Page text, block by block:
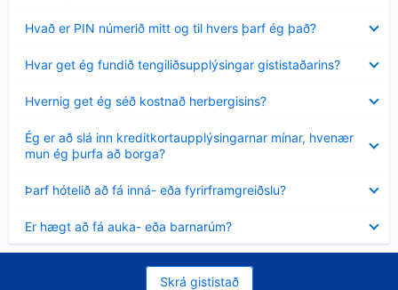
Hvað er PIN númerið mitt og til hvers þarf ég það?
sýnt
Hvar get ég fundið tengiliðsupplýsingar gististaðarins?
sýnt
Hvernig get ég séð kostnað herbergisins?
sýnt
Ég er að slá inn kreditkortaupplýsingarnar mínar, hvenær
mun ég þurfa að borga?
Minna
sýnt
Þarf hótelið að fá inná- eða fyrirframgreiðslu?
sýnt
Er hægt að fá auka- eða barnarúm?
sýnt
Skrá gististað